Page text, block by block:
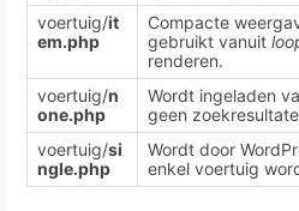
voertuig/it
em.php
Compacte
gebruikt vanuit
renderen.
voertuig/n
one.php
Wordt ingeladen
geen
voertuig/si
ngle.php
Wordt door
enkel voertuig